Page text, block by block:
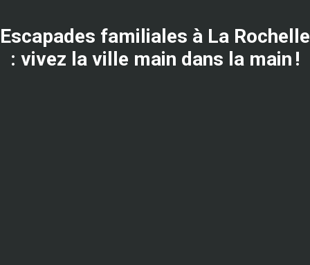
Escapades familiales à La Rochelle
: vivez la ville main dans la main !